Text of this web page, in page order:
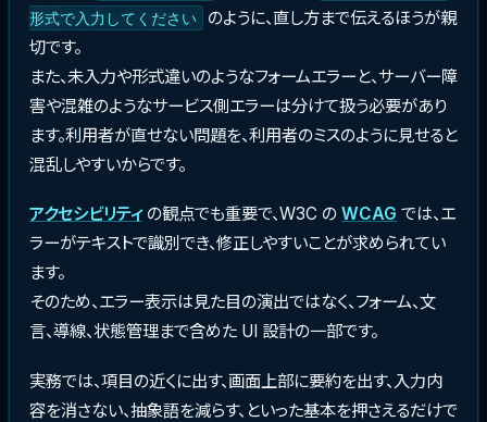
形式で入力してください
のように、直し方まで伝えるほうが親
切です。
また、未入力や形式違いのようなフォームエラーと、サーバー障
害や混雑のようなサービス側エラーは分けて扱う必要があり
ます。利用者が直せない問題を、利用者のミスのように見せると
混乱しやすいからです。
アクセシビリティの観点でも重要で、W3C の WCAG では、エ
ラーがテキストで識別でき、修正しやすいことが求められてい
ます。
そのため、エラー表示は見た目の演出ではなく、フォーム、文
言、導線、状態管理まで含めた UI 設計の一部です。
実務では、項目の近くに出す、画面上部に要約を出す、入力内
容を消さない、抽象語を減らす、といった基本を押さえるだけで